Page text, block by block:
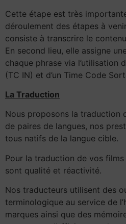
Cette étape est très
déroulement des étapes à
consiste à transcrire le
En second lieu, elle assigne
chaque phrase via l’utilisation
(TC IN) et d’un Time Code
La Traduction
Nous proposons la traduction
de paires de langues, nos
tous natifs de la langue cible.
Pour la traduction de vos
sont qualité et réactivité.
Nos traducteurs utilisent des
terminologique au service de
marques ainsi que des